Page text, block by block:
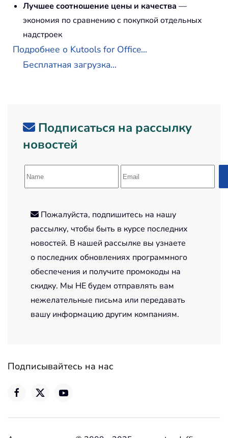
Лучшее соотношение цены и качества —
экономия по сравнению с покупкой отдельных
надстроек
Подробнее о Kutools for Office...
Бесплатная загрузка...
Подписаться на рассылку
новостей
Пожалуйста, подпишитесь на нашу
рассылку, чтобы быть в курсе последних
новостей. В нашей рассылке вы узнаете
о последних обновлениях программного
обеспечения и получите промокоды на
скидку. Мы НЕ будем отправлять вам
нежелательные письма или передавать
вашу информацию другим компаниям.
Подписывайтесь на нас